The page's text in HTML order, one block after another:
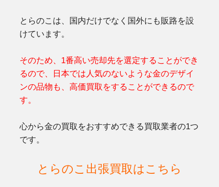
とらのこは、国内だけでなく国外にも販路を設
けています。
そのため、1番高い売却先を選定することができ
るので、日本では人気のないような金のデザイ
ンの品物も、高価買取をすることができるので
す。
心から金の買取をおすすめできる買取業者の1つ
です。
とらのこ出張買取はこちら